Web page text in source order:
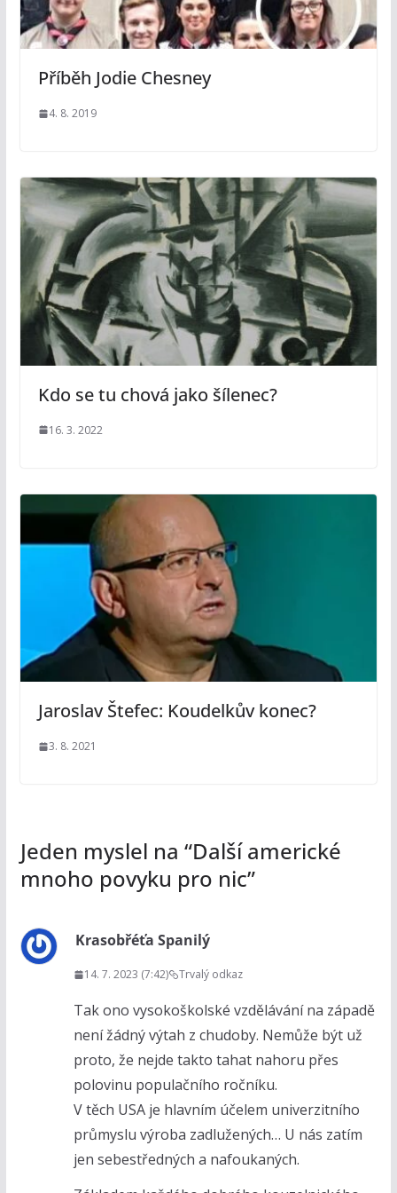
Příběh Jodie Chesney
4. 8. 2019
Kdo se tu chová jako šílenec?
16. 3. 2022
Jaroslav Štefec: Koudelkův konec?
3. 8. 2021
Jeden myslel na “Další americké
mnoho povyku pro nic”
Krasobřéťa Spanilý
14. 7. 2023 (7:42) Trvalý odkaz
Tak ono vysokoškolské vzdělávání na západě
není žádný výtah z chudoby. Nemůže být už
proto, že nejde takto tahat nahoru přes
polovinu populačního ročníku.
V těch USA je hlavním účelem univerzitního
průmyslu výroba zadlužených… U nás zatím
jen sebestředných a nafoukaných.